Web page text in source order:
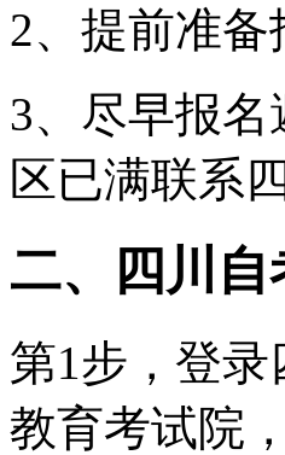
2、提前准
3、尽早报
区已满联系
二、四川
第1步，登
教育考试院